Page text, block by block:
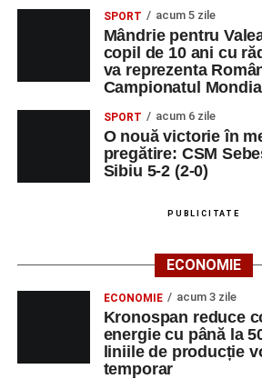
Orele 10:00–19:00 –
Sebeșului la Fotbal Juniori,
Under 11);
Orele 16:00–24:00 –
distracții.
Sâmbătă, 30 august
Nexxt Band,
Orele 10:00–19:00 –
Sebeșului la Fotbal Juniori
Orele 16:00–24:00 –
distracții.
SPORT acum 5 zile
Mândrie pentru
copil de 10 ani cu
va reprezenta
Campionatul
SPORT acum 6 zile
O nouă victorie în
pregătire: CSM
Sibiu 5-2 (2-0)
PUBLICITATE
ECONOMIE
ECONOMIE acum 3 zile
Kronospan reduce
energie cu până la
liniile de producție
temporar